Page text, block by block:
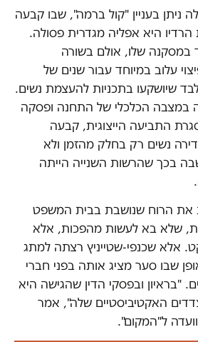
ניתן בעניין "קול ברמה", שבו קבעה
היא אפליה מגדרית פסולה.
שלו, אולם בשורה
עלוב במיוחד עבור שנים של
שיושקעו בתכניות להעצמת נשים.
במצבה הכלכלי של התחנה ופסקה
התביעה הייצוגית, קבעה
נשים רק בחלק מהזמן ולא
בכך שהרשות השנייה הייתה
את הרוח שנושבת בבית המשפט
שלא בא לעשות מהפכות, אלא
אלא שכנפי-שטייניץ רצתה למתג
שבו סער מציג אותה בפני חברי
"בראיון ובפסקי הדין שהגישה היא
האקטיביסטיים שלה", אמר
ל"המקום".